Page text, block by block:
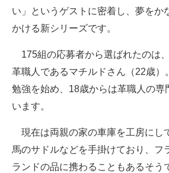
い」というゲストに密着し、夢をか
かける新シリーズです。
175組の応募者から選ばれたのは
革職人であるマチルドさん（22歳）
勉強を始め、18歳からは革職人の専
います。
現在は両親の家の車庫を工房にし
馬のサドルなどを手掛けており、フ
ランドの品に携わることもあるそう